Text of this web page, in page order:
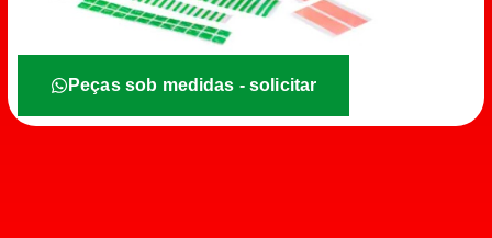
Peças sob medidas - solicitar